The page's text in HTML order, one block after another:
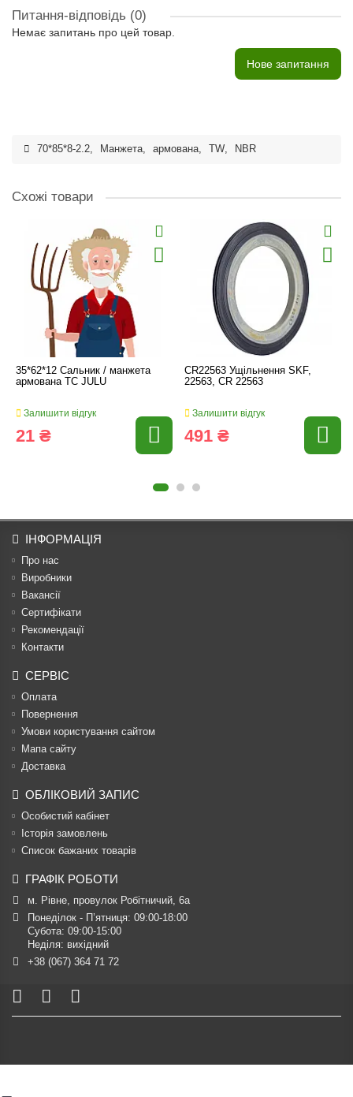
Питання-відповідь (0)
Немає запитань про цей товар.
Нове запитання
70*85*8-2.2, Манжета, армована, TW, NBR
Схожі товари
35*62*12 Сальник / манжета
армована TC JULU
Залишити відгук
21 ₴
CR22563 Ущільнення SKF,
22563, CR 22563
Залишити відгук
491 ₴
ІНФОРМАЦІЯ
Про нас
Виробники
Вакансії
Сертифікати
Рекомендації
Контакти
СЕРВІС
Оплата
Повернення
Умови користування сайтом
Мапа сайту
Доставка
ОБЛІКОВИЙ ЗАПИС
Особистий кабінет
Історія замовлень
Список бажаних товарів
ГРАФІК РОБОТИ
м. Рівне, провулок Робітничий, 6а
Понеділок - П’ятниця: 09:00-18:00
Субота: 09:00-15:00
Неділя: вихідний
+38 (067) 364 71 72